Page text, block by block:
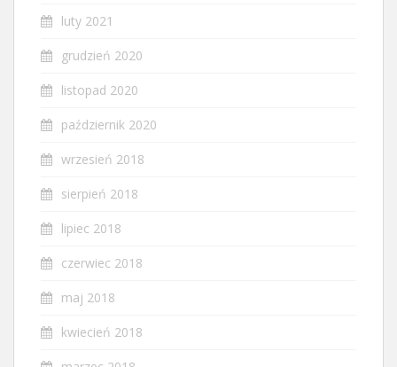
luty 2021
grudzień 2020
listopad 2020
październik 2020
wrzesień 2018
sierpień 2018
lipiec 2018
czerwiec 2018
maj 2018
kwiecień 2018